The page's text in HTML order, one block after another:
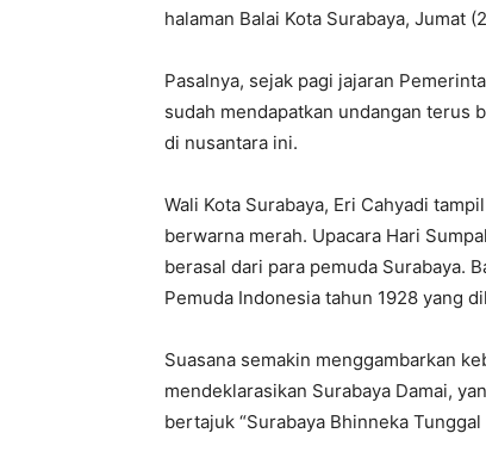
halaman Balai Kota Surabaya, Jumat
Pasalnya, sejak pagi jajaran
sudah mendapatkan undangan terus
di nusantara ini.
Wali Kota Surabaya, Eri Cahyadi
berwarna merah. Upacara Hari
berasal dari para pemuda Surabaya.
Pemuda Indonesia tahun 1928 yang
Suasana semakin menggambarkan
mendeklarasikan Surabaya Damai,
bertajuk “Surabaya Bhinneka Tunggal